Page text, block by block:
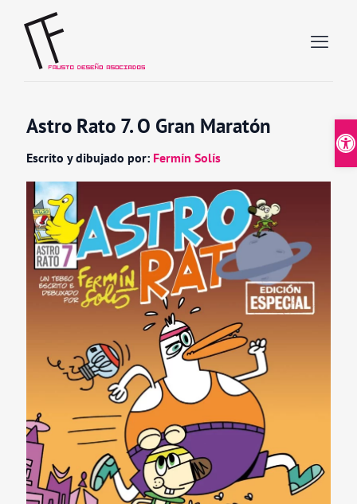
Astro Rato 7. O Gran Maratón
Escrito y dibujado por: Fermín Solís